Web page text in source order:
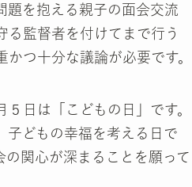
題を抱える親子の面会交流
る監督者を付けてまで行う
つ十分な議論が必要です。
日は「こどもの日」です。
子どもの幸福を考える日で
の関心が深まることを願って